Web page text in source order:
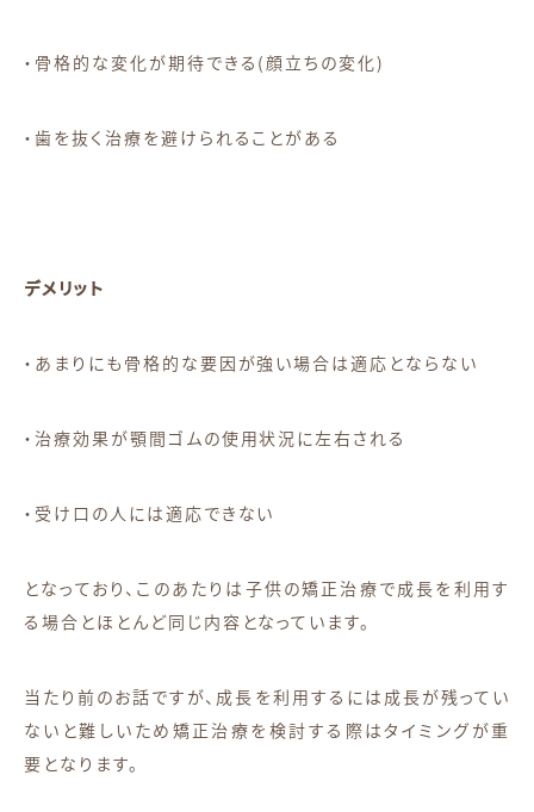
・骨格的な変化が期待できる(顔立ちの変化)
・歯を抜く治療を避けられることがある
デメリット
・あまりにも骨格的な要因が強い場合は適応とならない
・治療効果が顎間ゴムの使用状況に左右される
・受け口の人には適応できない
となっており、このあたりは子供の矯正治療で成長を利用す
る場合とほとんど同じ内容となっています。
当たり前のお話ですが、成長を利用するには成長が残ってい
ないと難しいため矯正治療を検討する際はタイミングが重
要となります。